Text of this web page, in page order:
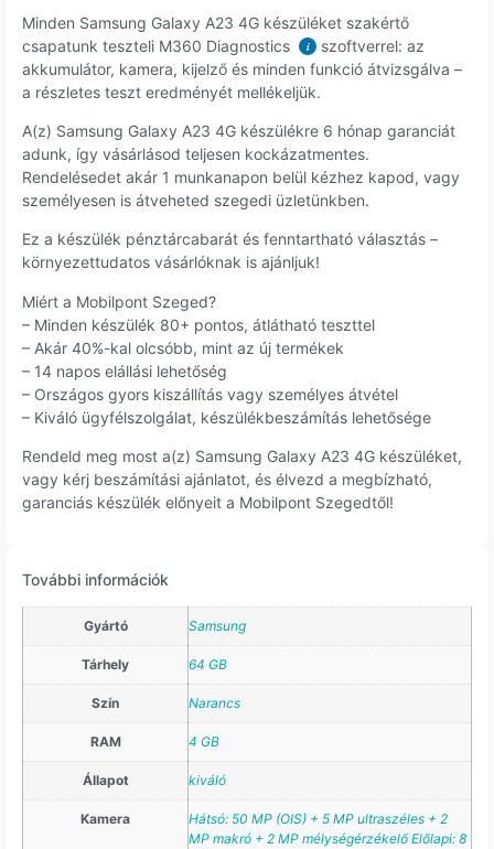
Minden Samsung Galaxy A23 4G készüléket szakértő
csapatunk teszteli M360 Diagnostics
i
szoftverrel: az
akkumulátor, kamera, kijelző és minden funkció átvizsgálva –
a részletes teszt eredményét mellékeljük.
A(z) Samsung Galaxy A23 4G készülékre 6 hónap garanciát
adunk, így vásárlásod teljesen kockázatmentes.
Rendelésedet akár 1 munkanapon belül kézhez kapod, vagy
személyesen is átveheted szegedi üzletünkben.
Ez a készülék pénztárcabarát és fenntartható választás –
környezettudatos vásárlóknak is ajánljuk!
Miért a Mobilpont Szeged?
– Minden készülék 80+ pontos, átlátható teszttel
– Akár 40%-kal olcsóbb, mint az új termékek
– 14 napos elállási lehetőség
– Országos gyors kiszállítás vagy személyes átvétel
– Kiváló ügyfélszolgálat, készülékbeszámítás lehetősége
Rendeld meg most a(z) Samsung Galaxy A23 4G készüléket,
vagy kérj beszámítási ajánlatot, és élvezd a megbízható,
garanciás készülék előnyeit a Mobilpont Szegedtől!
További információk
Gyártó Samsung
Tárhely 64 GB
Szín Narancs
RAM 4 GB
Állapot kiváló
Kamera
Hátsó: 50 MP (OIS) + 5 MP ultraszéles + 2
MP makró + 2 MP mélységérzékelő Előlapi: 8